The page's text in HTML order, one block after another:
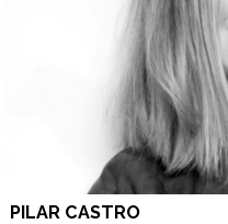
PILAR CASTRO